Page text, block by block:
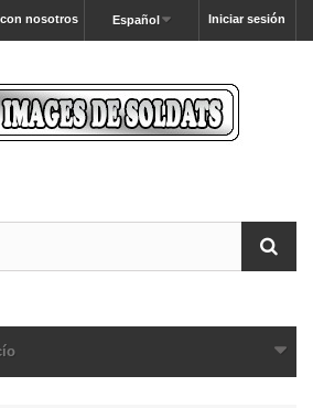
Iniciar sesión
Español
nosotros